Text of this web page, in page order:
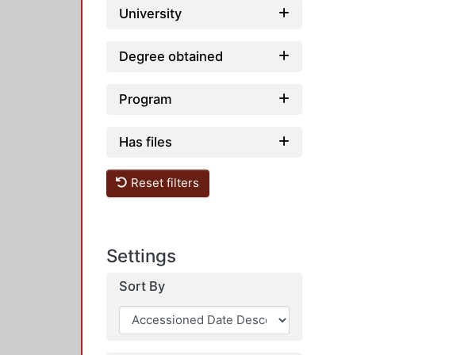
University
Degree obtained
Program
Has files
Reset filters
Settings
Sort By